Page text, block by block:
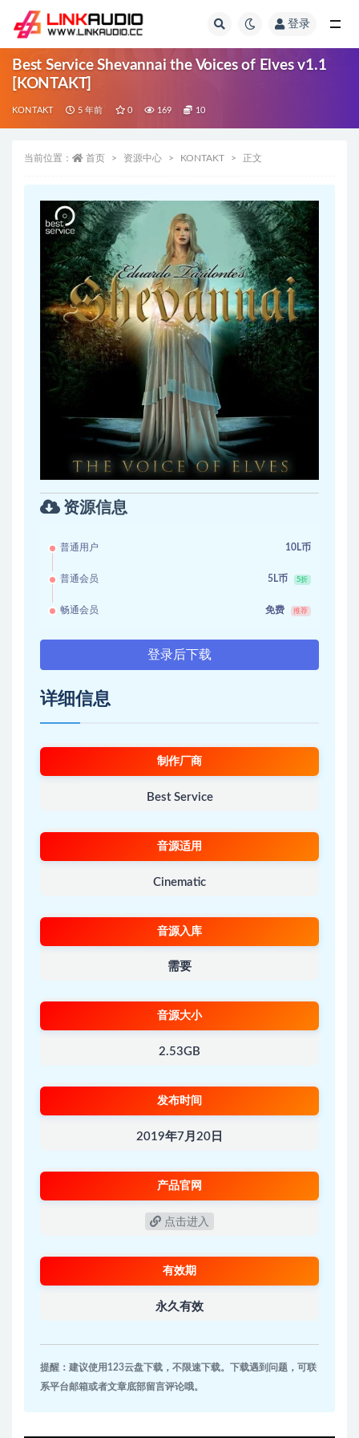
登录
Best Service Shevannai the Voices of Elves v1.1
[KONTAKT]
KONTAKT 5 年前 0 169 10
当前位置： 首页 资源中心 KONTAKT 正文
资源信息
普通用户 10L币
普通会员 5L币 5折
畅通会员 免费 推荐
登录后下载
详细信息
制作厂商
Best Service
音源适用
Cinematic
音源入库
需要
音源大小
2.53GB
发布时间
2019年7月20日
产品官网
点击进入
有效期
永久有效
提醒：建议使用123云盘下载，不限速下载。下载遇到问题，可联
系平台邮箱或者文章底部留言评论哦。